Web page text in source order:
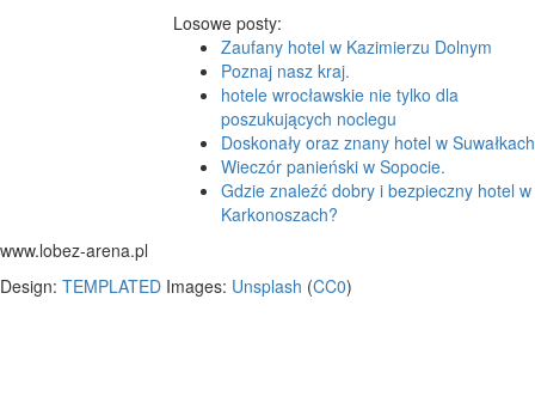
Losowe posty:
Zaufany hotel w Kazimierzu Dolnym
Poznaj nasz kraj.
hotele wrocławskie nie tylko dla
poszukujących noclegu
Doskonały oraz znany hotel w Suwałkach
Wieczór panieński w Sopocie.
Gdzie znaleźć dobry i bezpieczny hotel w
Karkonoszach?
www.lobez-arena.pl
Design: TEMPLATED Images: Unsplash (CC0)